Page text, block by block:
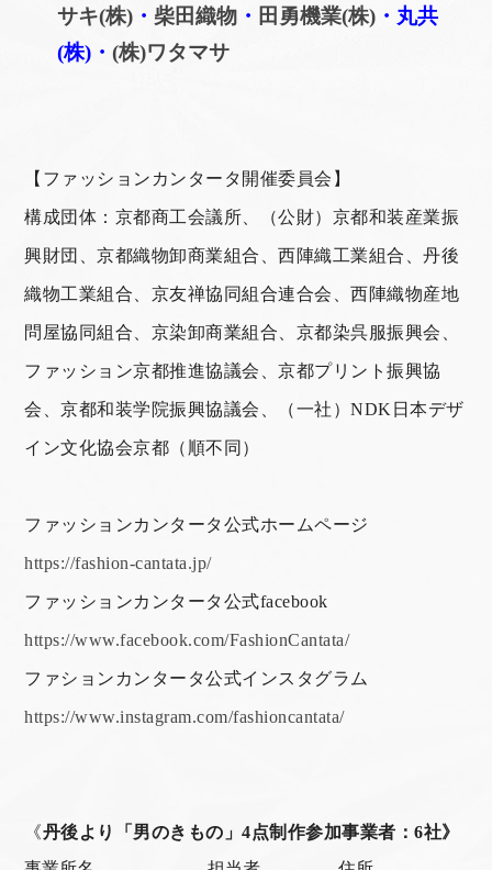
サキ(株) ・ 柴田織物 ・ 田勇機業(株) ・丸共
(株)・(株)ワタマサ
【ファッションカンタータ開催委員会】
構成団体：京都商工会議所、（公財）京都和装産業振
興財団、京都織物卸商業組合、西陣織工業組合、丹後
織物工業組合、京友禅協同組合連合会、西陣織物産地
問屋協同組合、京染卸商業組合、京都染呉服振興会、
ファッション京都推進協議会、京都プリント振興協
会、京都和装学院振興協議会、（一社）NDK日本デザ
イン文化協会京都（順不同）
ファッションカンタータ公式ホームページ
https://fashion-cantata.jp/
ファッションカンタータ公式facebook
https://www.facebook.com/FashionCantata/
ファションカンタータ公式インスタグラム
https://www.instagram.com/fashioncantata/
《丹後より「男のきもの」4点制作参加事業者：6社》